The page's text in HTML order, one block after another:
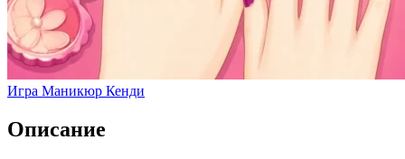
Игра Маникюр Кенди
Описание